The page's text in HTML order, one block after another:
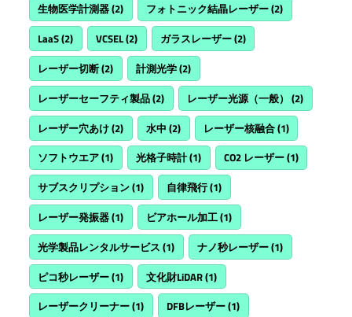
生物医学計測器(2) フォトニック結晶レーザー(2)
LaaS(2) VCSEL(2) ガラスレーザー(2)
レーザー切断(2) 計測光学(2)
レーザーセーフティ製品(2) レーザー光源（一般） (2)
レーザー穴あけ(2) 水中 (2) レーザー核融合(1)
ソフトウエア(1) 光格子時計(1) CO2 レーザー(1)
サブスクリプション(1) 自律飛行(1)
レーザー発振器(1) ビアホール加工(1)
光学製品レンタルサービス (1) ナノ秒レーザー(1)
ピコ秒レーザー(1) 文化財LiDAR(1)
レーザークリーナー(1) DFBレーザー(1)